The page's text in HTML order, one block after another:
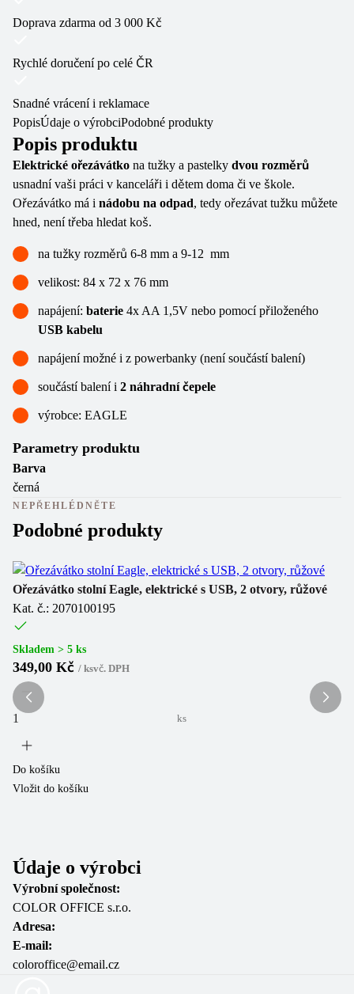
Doprava zdarma od 3 000 Kč
Rychlé doručení po celé ČR
Snadné vrácení i reklamace
PopisÚdaje o výrobciPodobné produkty
Popis produktu
Elektrické ořezávátko na tužky a pastelky dvou rozměrů
usnadní vaši práci v kanceláři i dětem doma či ve škole.
Ořezávátko má i nádobu na odpad, tedy ořezávat tužku můžete
hned, není třeba hledat koš.
na tužky rozměrů 6-8 mm a 9-12 mm
velikost: 84 x 72 x 76 mm
napájení: baterie 4x AA 1,5V nebo pomocí přiloženého
USB kabelu
napájení možné i z powerbanky (není součástí balení)
součástí balení i 2 náhradní čepele
výrobce: EAGLE
Parametry produktu
Barva
černá
NEPŘEHLÉDNĚTE
Podobné produkty
Ořezávátko stolní Eagle, elektrické s USB, 2 otvory, růžové
Kat. č.: 2070100195
Skladem > 5 ks
349,00 Kč / ksvč. DPH
ks
Do košíku
Vložit do košíku
Údaje o výrobci
Výrobní společnost:
COLOR OFFICE s.r.o.
Adresa:
E-mail:
coloroffice@email.cz